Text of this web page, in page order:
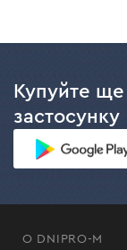
Купуйте
застосунку
О DNIPRO-M